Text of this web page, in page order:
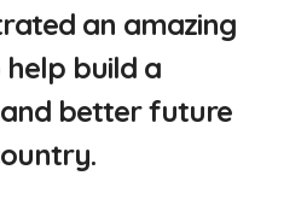
an amazing
build a
better future